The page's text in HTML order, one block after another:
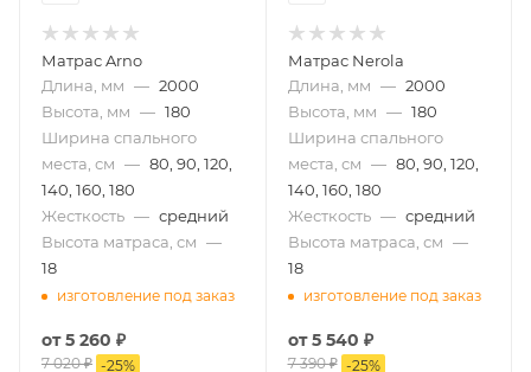
Матрас Arno
Длина, мм — 2000
Высота, мм — 180
Ширина спального
места, см — 80, 90, 120,
140, 160, 180
Жесткость — средний
Высота матраса, см —
18
изготовление под заказ
от5 260 ₽
7 020 ₽ -25%
Матрас Nerola
Длина, мм — 2000
Высота, мм — 180
Ширина спального
места, см — 80, 90, 120,
140, 160, 180
Жесткость — средний
Высота матраса, см —
18
изготовление под заказ
от5 540 ₽
7 390 ₽ -25%